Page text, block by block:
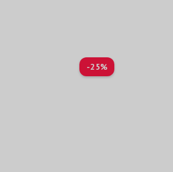
-25%